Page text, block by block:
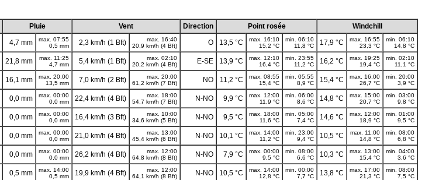
Pluie Vent Direction Point rosée
Windchill
4,7 mm
max. 07:55
0,5 mm
2,3 km/h (1 Bft)
max. 16:40
20,9 km/h (4 Bft)
O 13,5 °C
max. 16:10
15,2 °C
min. 06:10
11,8 °C
17,9 °C
max. 16:55
23,3 °C
min. 06:10
14,8 °C
21,8 mm
max. 11:25
4,7 mm
5,4 km/h (1 Bft)
max. 02:10
20,2 km/h (4 Bft)
E-SE 13,9 °C
max. 12:10
16,4 °C
min. 23:55
11,2 °C
16,2 °C
max. 19:25
19,4 °C
min. 02:10
11,1 °C
16,1 mm
max. 20:00
13,5 mm
7,0 km/h (2 Bft)
max. 20:00
61,2 km/h (7 Bft)
NO 11,2 °C
max. 08:55
15,4 °C
min. 05:55
8,9 °C
15,4 °C
max. 16:00
26,7 °C
min. 20:00
3,9 °C
0,0 mm
max. 00:00
0,0 mm
22,4 km/h (4 Bft)
max. 18:00
54,7 km/h (7 Bft)
N-NO 9,9 °C
max. 12:00
11,9 °C
min. 06:00
8,6 °C
14,8 °C
max. 15:00
20,7 °C
min. 03:00
9,8 °C
0,0 mm
max. 00:00
0,0 mm
16,4 km/h (3 Bft)
max. 10:00
34,6 km/h (5 Bft)
N-NO 9,5 °C
max. 18:00
11,6 °C
min. 05:00
7,4 °C
14,6 °C
max. 12:00
18,9 °C
min. 01:00
9,5 °C
0,0 mm
max. 00:00
0,0 mm
21,0 km/h (4 Bft)
max. 13:00
45,4 km/h (6 Bft)
N-NO 10,1 °C
max. 14:00
11,2 °C
min. 23:00
9,4 °C
10,5 °C
max. 11:00
14,8 °C
min. 08:00
6,8 °C
0,0 mm
max. 00:00
0,0 mm
26,2 km/h (4 Bft)
max. 12:00
64,8 km/h (8 Bft)
N-NO 7,9 °C
max. 00:00
9,5 °C
min. 08:00
6,6 °C
10,3 °C
max. 13:00
15,4 °C
min. 04:00
3,6 °C
0,5 mm
max. 14:00
0,5 mm
19,9 km/h (4 Bft)
max. 12:00
64,1 km/h (8 Bft)
N-NO 10,5 °C
max. 14:00
12,8 °C
min. 00:00
7,7 °C
13,8 °C
max. 17:00
21,3 °C
min. 08:00
7,5 °C